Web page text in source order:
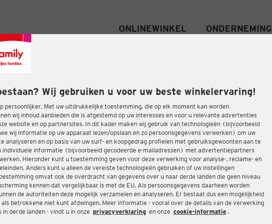
Wij gebruiken u voor uw beste winkelervaring!
persoonlijker. Met uw uitdrukkelijke toestemming, die op elk moment kan worden
wij inhoud aanbieden die is afgestemd op uw interesses en voor u relevante advertenties
website en op partnersites. In dit kader maken wij gebruik van technologieën (bijvoorbeeld
wij informatie op uw apparaat lezen/opslaan en zo persoonsgegevens verwerken) om uw
analyseren en op basis van uw surf- en koopgedrag profielen met gebruiksgewoonten aan te
individuele informatie (bijvoorbeeld gecodeerde e-mailadressen) met advertentiepartners
Hieronder kunt u toestemming geven voor deze verwerking voor analyse-, reclame- en
Anders kunt u alleen de vereiste technologieën gebruiken of uw instellingen
omvat ook de overdracht van gegevens over u naar derde landen die geen niveau
kennen dat vergelijkbaar is met de EU. Als persoonsgegevens daarheen worden
de autoriteiten deze mogelijk verzamelen en analyseren. Er bestaat dus een mogelijkheid
betrokkene niet kunt afdwingen. Meer informatie - vooral over de details van de verwerking
in derde landen - vindt u in onze privacyverklaring en onze cookie-informatie .
ONLINEWINKEL ONDERNEMING